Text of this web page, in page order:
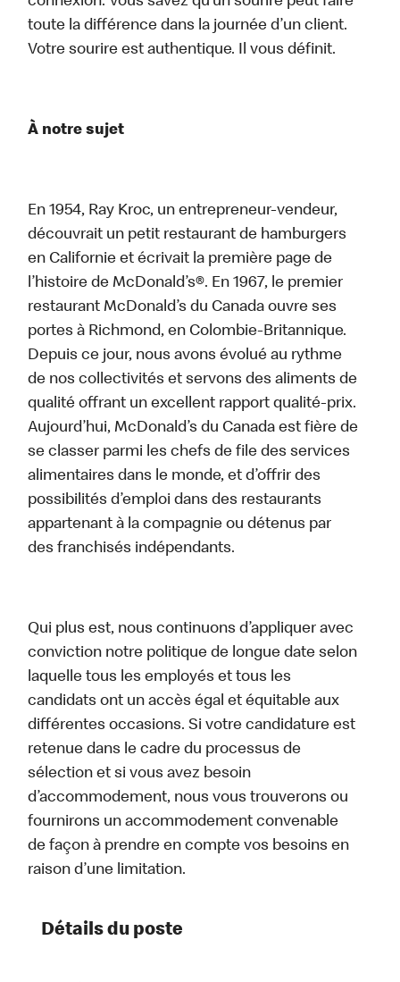
toute la différence dans la journée d’un client.
Votre sourire est authentique. Il vous définit.
À notre sujet
En 1954, Ray Kroc, un entrepreneur-vendeur,
découvrait un petit restaurant de hamburgers
en Californie et écrivait la première page de
l’histoire de McDonald’s®. En 1967, le premier
restaurant McDonald’s du Canada ouvre ses
portes à Richmond, en Colombie-Britannique.
Depuis ce jour, nous avons évolué au rythme
de nos collectivités et servons des aliments de
qualité offrant un excellent rapport qualité-prix.
Aujourd’hui, McDonald’s du Canada est fière de
se classer parmi les chefs de file des services
alimentaires dans le monde, et d’offrir des
possibilités d’emploi dans des restaurants
appartenant à la compagnie ou détenus par
des franchisés indépendants.
Qui plus est, nous continuons d’appliquer avec
conviction notre politique de longue date selon
laquelle tous les employés et tous les
candidats ont un accès égal et équitable aux
différentes occasions. Si votre candidature est
retenue dans le cadre du processus de
sélection et si vous avez besoin
d’accommodement, nous vous trouverons ou
fournirons un accommodement convenable
de façon à prendre en compte vos besoins en
raison d’une limitation.
Détails du poste